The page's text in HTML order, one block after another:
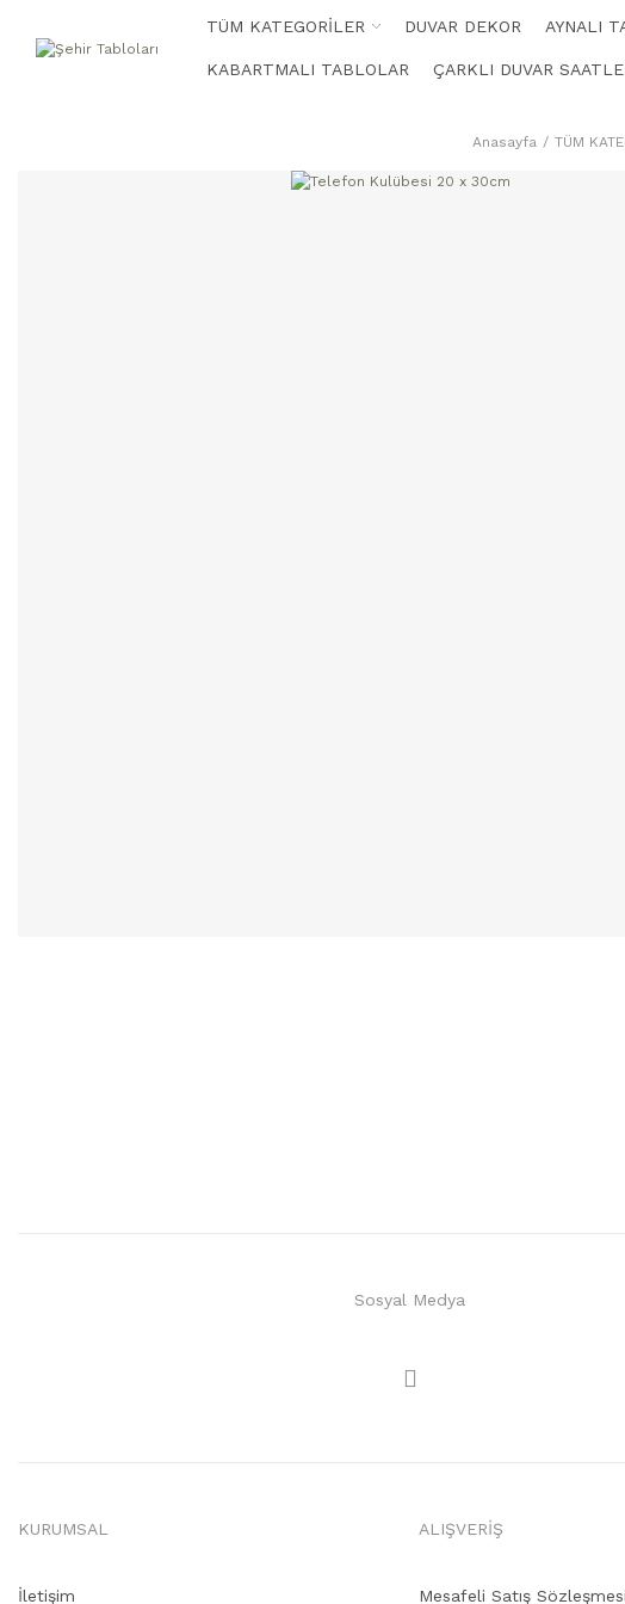
TÜM KATEGORİLER DUVAR DEKOR AYNALI
KABARTMALI TABLOLAR ÇARKLI DUVAR
Anasayfa TÜM
Sosyal Medya
KURUMSAL
İletişim
ALIŞVERİŞ
Mesafeli Satış Sözleşmesi